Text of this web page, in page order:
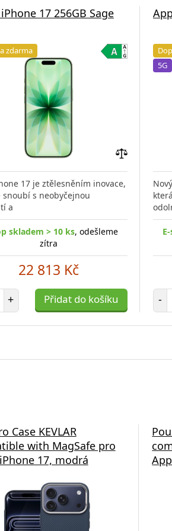
17 256GB Sage
zdarma
porovnání
17 je ztělesněním inovace,
snoubí s neobyčejnou
a
skladem > 10 ks, odešleme
zítra
22 813 Kč
položek
+ Přidat do košíku
5G
-
Case KEVLAR
with MagSafe pro
17, modrá
nabíječka Swissten